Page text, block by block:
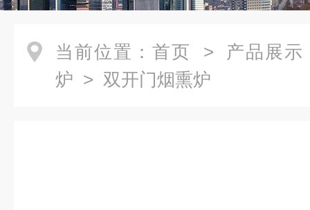
当前位置： 首页 > 产品展示
炉 > 双开门烟熏炉